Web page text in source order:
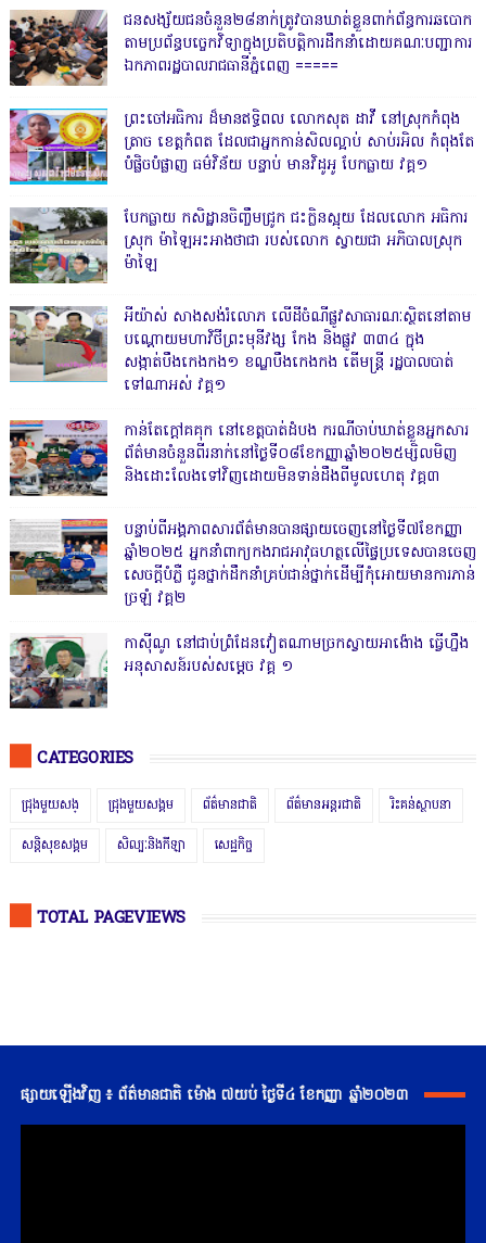
ជនសង្ស័យជនចំនួន២៨នាក់ត្រូវបានឃាត់ខ្លួនពាក់ព័ន្ធការឆបោក
តាមប្រព័ន្ធបច្ចេកវិទ្យាក្នុងប្រតិបត្តិការដឹកនាំដោយគណៈបញ្ជាការ
ឯកភាពរដ្ឋបាលរាជធានីភ្នំពេញ ‎=====
ព្រះចៅអធិការ ដ៏មានឥទ្ធិពល លោកសុត ដាវី នៅស្រុកកំពុង
ត្រាច ខេត្តកំពត ដែលជាអ្នកកាន់សិលល្អាប់ សាប់រអិល កំពុងតែ
បំផ្លិចបំផ្លាញ ធម៌វិន័យ បន្ទាប់ មានវិដូអូ បែកធ្លាយ វគ្គ១
បែកធ្លាយ កសិដ្ឋានចិញ្ចឹមជ្រូក ជះក្លិនស្អុយ ដែលលោក អធិការ
ស្រុក ម៉ាឡៃអះអាងថាជា របស់លោក ស្វាយជា អភិបាលស្រុក
ម៉ាឡៃ
អីយ៉ាស់ សាងសង់រំលោភ លើដីចំណីផ្លូវសាធារណៈស្ថិតនៅតាម
បណ្ដោយមហាវិថីព្រះមុនីវង្ស កែង និងផ្លូវ ៣៣៤ ក្នុង
សង្កាត់បឹងកេងកង១ ខណ្ឌបឹងកេងកង តើមន្ត្រី រដ្ឋបាលបាត់
ទៅណាអស់ វគ្គ១
កាន់តែក្តៅគគុក នៅខេត្តបាត់ដំបង ករណីចាប់ឃាត់ខ្លួនអ្នកសារ
ព័ត៌មានចំនួនពីរនាក់នៅថ្ងៃទី០៨ខែកញ្ញាឆ្នាំ២០២៥ម្សិលមិញ
និងដោះលែងទៅវិញដោយមិនទាន់ដឹងពីមូលហេតុ វគ្គ៣
បន្ទាប់ពីអង្គភាពសារព័ត៌មានបានផ្សាយចេញនៅថ្ងៃទី៧ខែកញ្ញា
ឆ្នាំ២០២៥ អ្នកនាំពាក្យកងរាជអាវុធហត្ថលើផ្ទៃប្រទេសបានចេញ
សេចក្តីបំភ្លឺ ជូនថ្នាក់ដឹកនាំគ្រប់ជាន់ថ្នាក់ដើម្បីកុំអោយមានការភាន់
ច្រឡំ វគ្គ២
កាសុីណូ នៅជាប់ព្រំដែនវៀតណាមច្រកស្វាយអាង៉ោង ធ្វើហ្នឹង
អនុសាសន៍របស់សម្ដេច វគ្គ ១
CATEGORIES
ជ្រុងមួយសង្ ជ្រុងមួយសង្គម ព័ត៌មានជាតិ ព័ត៌មានអន្តរជាតិ រិះគន់ស្ថាបនា
សន្តិសុខសង្គម សិល្បៈនិងកីឡា សេដ្ឋកិច្ច
TOTAL PAGEVIEWS
ផ្សាយឡើងវិញ ៖ ព័ត៌មានជាតិ ម៉ោង ៧យប់ ថ្ងៃទី៤ ខែកញ្ញា ឆ្នាំ២០២៣